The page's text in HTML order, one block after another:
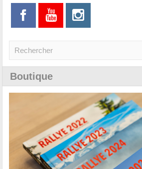
Boutique